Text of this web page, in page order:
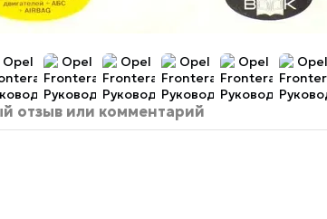
отзыв или комментарий